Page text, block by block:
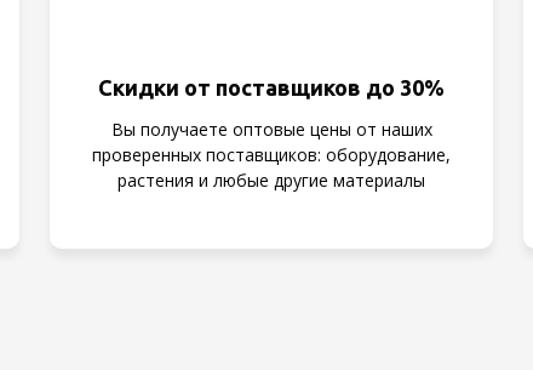
Скидки от поставщиков до 30%
Вы получаете оптовые цены от наших
проверенных поставщиков: оборудование,
растения и любые другие материалы